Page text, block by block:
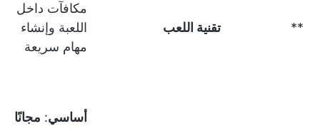
** تقنية اللعب
مكافآت داخل
اللعبة وإنشاء
مهام سريعة
أساسي: مجانًا